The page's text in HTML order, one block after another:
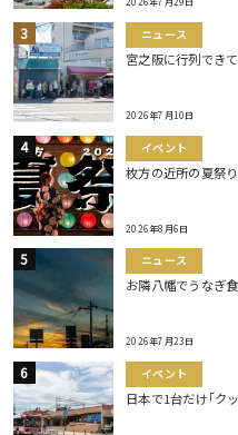
ニュース
宮之阪に行列でき
2026年7月10日
イベント
枚方の近所の夏祭
2026年8月6日
ニュース
お隣八幡でうなぎ
2026年7月23日
イベント
日本で1台だけ｢ク